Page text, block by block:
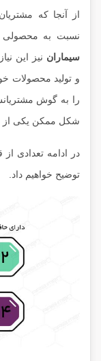
از آنجا که
نسبت به محصولی
سیماران نیز این
و تولید محصولات
را به گوش
شکل ممکن یکی از
در ادامه تعدادی
توضیح خواهیم داد.